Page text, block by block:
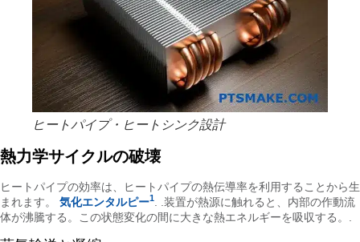
ヒートパイプ・ヒートシンク設計
熱力学サイクルの破壊
ヒートパイプの効率は、ヒートパイプの熱伝導率を利用することから生
まれます。 気化エンタルピー1
. .装置が熱源に触れると、内部の作動流
体が沸騰する。この状態変化の間に大きな熱エネルギーを吸収する。.